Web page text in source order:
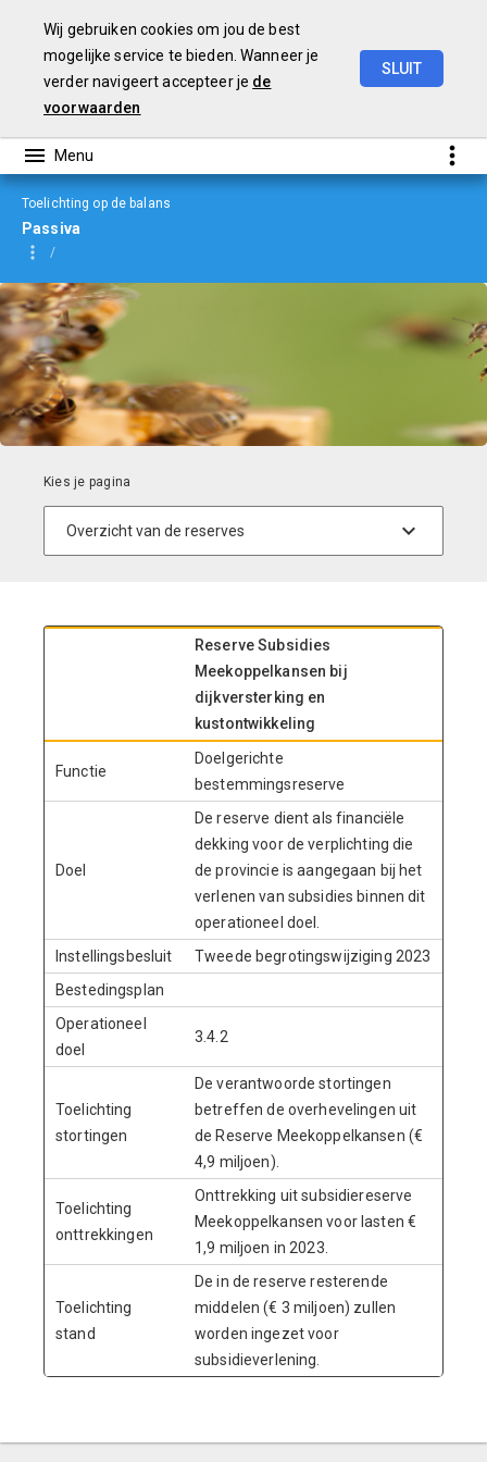
Wij gebruiken cookies om jou de best
mogelijke service te bieden. Wanneer je
verder navigeert accepteer je de
voorwaarden
SLUIT
Toelichting op de balans
Passiva
Reserve Subsidies
Meekoppelkansen bij
dijkversterking en
kustontwikkeling
Functie
Doelgerichte
bestemmingsreserve
Doel
De reserve dient als financiële
dekking voor de verplichting die
de provincie is aangegaan bij het
verlenen van subsidies binnen dit
operationeel doel.
Instellingsbesluit
Tweede begrotingswijziging 2023
Bestedingsplan
Operationeel
doel
3.4.2
Toelichting
stortingen
De verantwoorde stortingen
betreffen de overhevelingen uit
de Reserve Meekoppelkansen (€
4,9 miljoen).
Toelichting
onttrekkingen
Onttrekking uit subsidiereserve
Meekoppelkansen voor lasten €
1,9 miljoen in 2023.
Toelichting
stand
De in de reserve resterende
middelen (€ 3 miljoen) zullen
worden ingezet voor
subsidieverlening.